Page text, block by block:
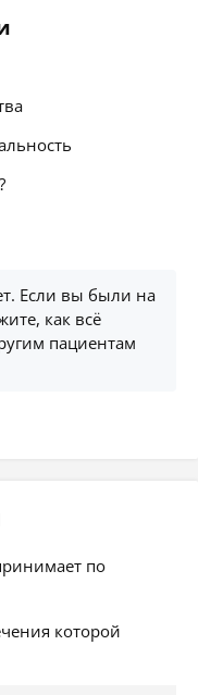
Если вы были на
как всё
пациентам
по
которой